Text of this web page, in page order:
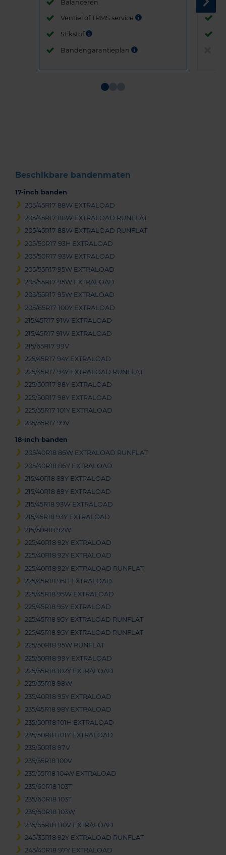
Balanceren
Ventiel of TPMS service
Stikstof
Bandengarantieplan
Beschikbare bandenmaten
17-inch banden
205/45R17 88W EXTRALOAD
205/45R17 88W EXTRALOAD RUNFLAT
205/45R17 88W EXTRALOAD RUNFLAT
205/50R17 93H EXTRALOAD
205/50R17 93W EXTRALOAD
205/55R17 95W EXTRALOAD
205/55R17 95W EXTRALOAD
205/55R17 95W EXTRALOAD
205/65R17 100Y EXTRALOAD
215/45R17 91W EXTRALOAD
215/45R17 91W EXTRALOAD
215/65R17 99V
225/45R17 94Y EXTRALOAD
225/45R17 94Y EXTRALOAD RUNFLAT
225/50R17 98Y EXTRALOAD
225/50R17 98Y EXTRALOAD
225/55R17 101Y EXTRALOAD
235/55R17 99V
18-inch banden
205/40R18 86W EXTRALOAD RUNFLAT
205/40R18 86Y EXTRALOAD
215/40R18 89Y EXTRALOAD
215/40R18 89Y EXTRALOAD
215/45R18 93W EXTRALOAD
215/45R18 93Y EXTRALOAD
215/50R18 92W
225/40R18 92Y EXTRALOAD
225/40R18 92Y EXTRALOAD
225/40R18 92Y EXTRALOAD RUNFLAT
225/45R18 95H EXTRALOAD
225/45R18 95W EXTRALOAD
225/45R18 95Y EXTRALOAD
225/45R18 95Y EXTRALOAD RUNFLAT
225/45R18 95Y EXTRALOAD RUNFLAT
225/50R18 95W RUNFLAT
225/50R18 99Y EXTRALOAD
225/55R18 102Y EXTRALOAD
225/55R18 98W
235/40R18 95Y EXTRALOAD
235/45R18 98Y EXTRALOAD
235/50R18 101H EXTRALOAD
235/50R18 101Y EXTRALOAD
235/50R18 97V
235/55R18 100V
235/55R18 104W EXTRALOAD
235/60R18 103T
235/60R18 103T
235/60R18 103W
235/65R18 110V EXTRALOAD
245/35R18 92Y EXTRALOAD RUNFLAT
245/40R18 97Y EXTRALOAD